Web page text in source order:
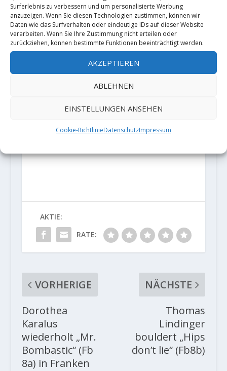
Surferlebnis zu verbessern und um personalisierte Werbung
anzuzeigen. Wenn Sie diesen Technologien zustimmen, können wir
Daten wie das Surfverhalten oder eindeutige IDs auf dieser Website
verarbeiten. Wenn Sie Ihre Zustimmung nicht erteilen oder
zurückziehen, können bestimmte Funktionen beeinträchtigt werden.
AKZEPTIEREN
ABLEHNEN
EINSTELLUNGEN ANSEHEN
Cookie-RichtlinieDatenschutzImpressum
AKTIE:
RATE:
VORHERIGE
Dorothea
Karalus
wiederholt „Mr.
Bombastic“ (Fb
8a) in Franken
NÄCHSTE
Thomas
Lindinger
bouldert „Hips
don’t lie“ (Fb8b)